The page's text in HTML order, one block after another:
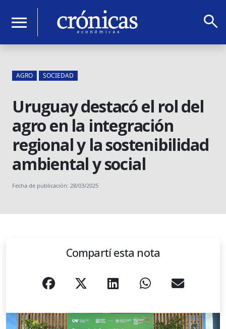
menu search
AGRO SOCIEDAD
Uruguay destacó el rol del
agro en la integración
regional y la sostenibilidad
ambiental y social
Fecha de publicación: 28/03/2025
Compartí esta nota